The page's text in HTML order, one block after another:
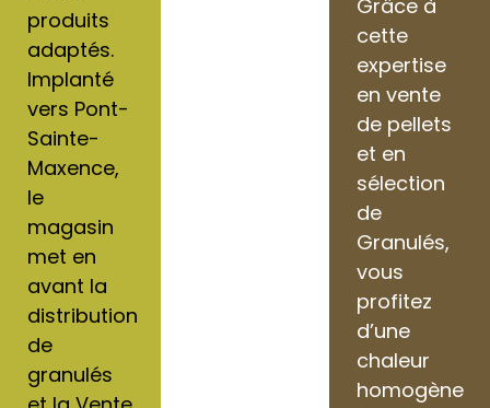
produits
adaptés.
Implanté
vers Pont-
Sainte-
Maxence,
le
magasin
met en
avant la
distribution
de
granulés
Grâce à
cette
expertise
en vente
de pellets
et en
sélection
de
Granulés,
vous
profitez
d’une
chaleur
homogène